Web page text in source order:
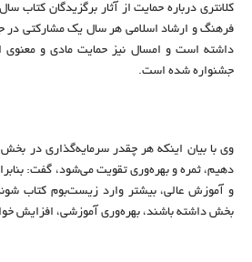
کلانتری درباره حمایت از آثار برگزیدگان کتاب
فرهنگ و ارشاد اسلامی هر سال یک مشارکتی در
داشته است و امسال نیز حمایت مادی و معنوی
جشنواره شده است.
وی با بیان اینکه هر چقدر سرمایه‌گذاری در بخش
دهیم، ثمره و بهره‌وری تقویت می‌شود، گفت:
و آموزش عالی، بیشتر وارد زیست‌بوم کتاب
بخش داشته باشند، بهره‌وری آموزشی، افزایش